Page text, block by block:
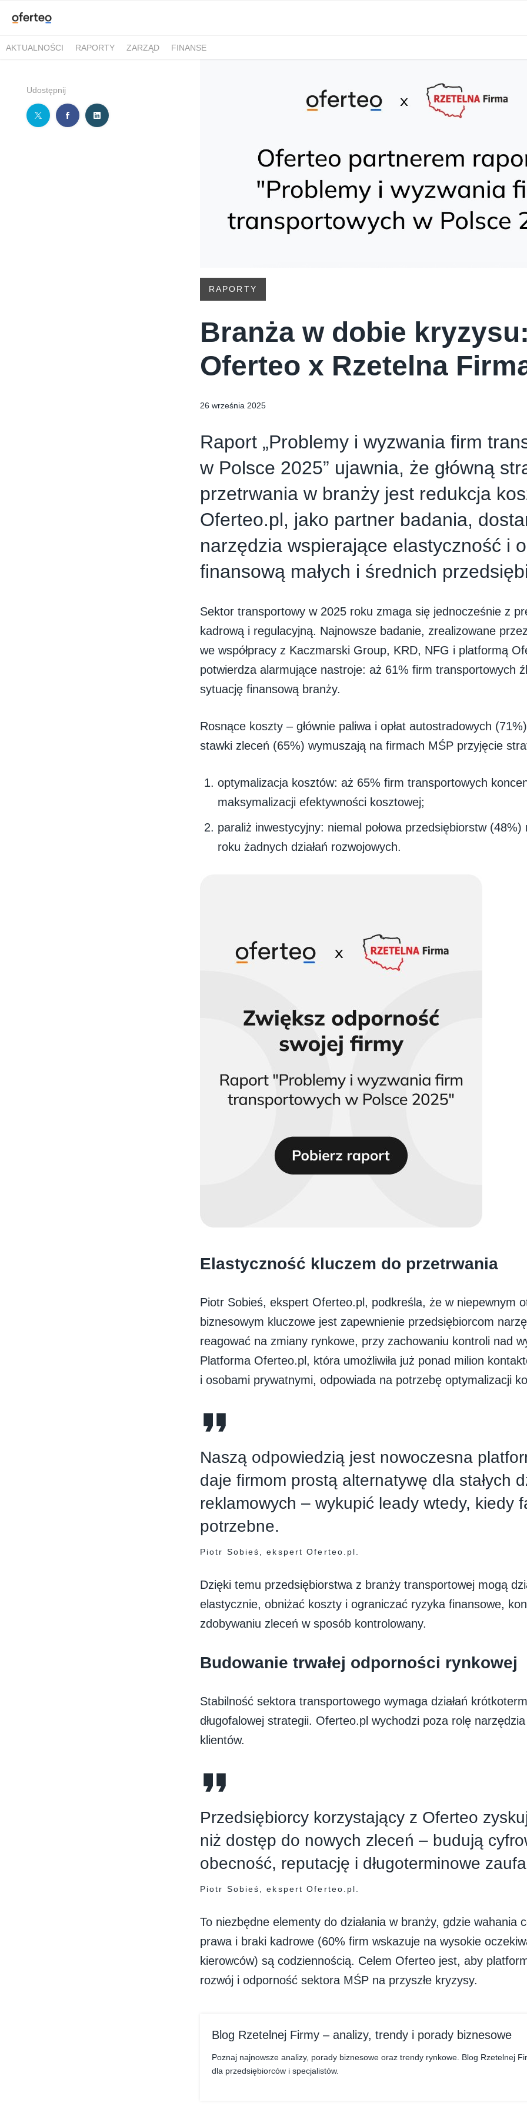
AKTUALNOŚCI RAPORTY ZARZĄD FINANSE
Udostępnij
RAPORTY
Branża w dobie
Oferteo x Rzetelna
26 września 2025
Raport „Problemy i wyzwania firm
w Polsce 2025” ujawnia, że główną
przetrwania w branży jest redukcja
Oferteo.pl, jako partner badania,
narzędzia wspierające elastyczność i
finansową małych i średnich
Sektor transportowy w 2025 roku zmaga się jednocześnie z
kadrową i regulacyjną. Najnowsze badanie, zrealizowane
we współpracy z Kaczmarski Group, KRD, NFG i platformą
potwierdza alarmujące nastroje: aż 61% firm transportowych
sytuację finansową branży.
Rosnące koszty – głównie paliwa i opłat autostradowych
stawki zleceń (65%) wymuszają na firmach MŚP przyjęcie
optymalizacja kosztów: aż 65% firm transportowych
maksymalizacji efektywności kosztowej;
paraliż inwestycyjny: niemal połowa przedsiębiorstw
roku żadnych działań rozwojowych.
Elastyczność kluczem do przetrwania
Piotr Sobieś, ekspert Oferteo.pl, podkreśla, że w niepewnym
biznesowym kluczowe jest zapewnienie przedsiębiorcom
reagować na zmiany rynkowe, przy zachowaniu kontroli nad
Platforma Oferteo.pl, która umożliwiła już ponad milion
i osobami prywatnymi, odpowiada na potrzebę optymalizacji
Naszą odpowiedzią jest nowoczesna
daje firmom prostą alternatywę dla stałych
reklamowych – wykupić leady wtedy, kiedy
potrzebne.
Piotr Sobieś, ekspert Oferteo.pl.
Dzięki temu przedsiębiorstwa z branży transportowej mogą
elastycznie, obniżać koszty i ograniczać ryzyka finansowe,
zdobywaniu zleceń w sposób kontrolowany.
Budowanie trwałej odporności rynkowej
Stabilność sektora transportowego wymaga działań
długofalowej strategii. Oferteo.pl wychodzi poza rolę
klientów.
Przedsiębiorcy korzystający z Oferteo
niż dostęp do nowych zleceń – budują
obecność, reputację i długoterminowe
Piotr Sobieś, ekspert Oferteo.pl.
To niezbędne elementy do działania w branży, gdzie wahania
prawa i braki kadrowe (60% firm wskazuje na wysokie
kierowców) są codziennością. Celem Oferteo jest, aby
rozwój i odporność sektora MŚP na przyszłe kryzysy.
Blog Rzetelnej Firmy – analizy, trendy i porady biznesowe
Poznaj najnowsze analizy, porady biznesowe oraz trendy rynkowe. Blog Rzetelnej
dla przedsiębiorców i specjalistów.